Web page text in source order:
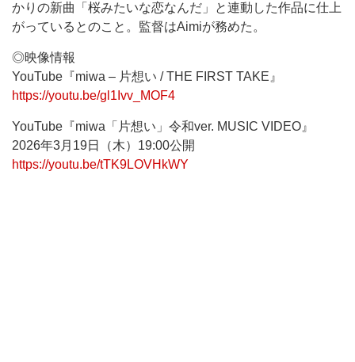
かりの新曲「桜みたいな恋なんだ」と連動した作品に仕上
がっているとのこと。監督はAimiが務めた。
◎映像情報
YouTube『miwa – 片想い / THE FIRST TAKE』
https://youtu.be/gl1Ivv_MOF4
YouTube『miwa「片想い」令和ver. MUSIC VIDEO』
2026年3月19日（木）19:00公開
https://youtu.be/tTK9LOVHkWY